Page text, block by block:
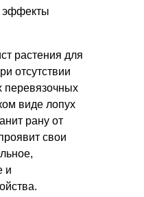
эффекты
растения для
отсутствии
перевязочных
виде лопух
рану от
свои
и